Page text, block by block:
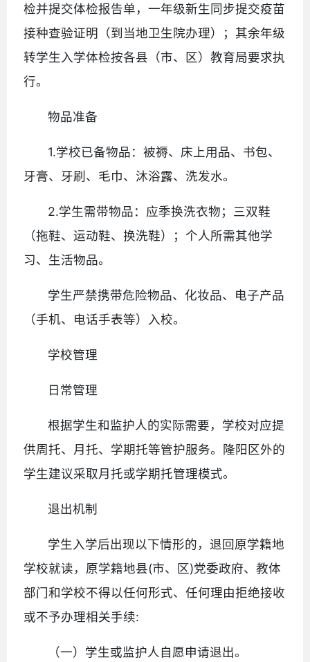
检并提交体检报告单，一年级新生同步提交疫苗
接种查验证明（到当地卫生院办理）；其余年级
转学生入学体检按各县（市、区）教育局要求执
行。
物品准备
1.学校已备物品：被褥、床上用品、书包、
牙膏、牙刷、毛巾、沐浴露、洗发水。
2.学生需带物品：应季换洗衣物；三双鞋
（拖鞋、运动鞋、换洗鞋）；个人所需其他学
习、生活物品。
学生严禁携带危险物品、化妆品、电子产品
（手机、电话手表等）入校。
学校管理
日常管理
根据学生和监护人的实际需要，学校对应提
供周托、月托、学期托等管护服务。隆阳区外的
学生建议采取月托或学期托管理模式。
退出机制
学生入学后出现以下情形的，退回原学籍地
学校就读，原学籍地县(市、区)党委政府、教体
部门和学校不得以任何形式、任何理由拒绝接收
或不予办理相关手续:
（一）学生或监护人自愿申请退出。